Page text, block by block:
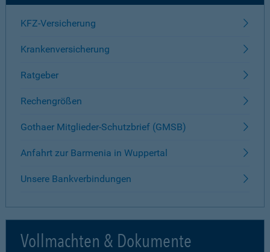
KFZ-Versicherung
Krankenversicherung
Ratgeber
Rechengrößen
Gothaer Mitglieder-Schutzbrief (GMSB)
Anfahrt zur Barmenia in Wuppertal
Unsere Bankverbindungen
Vollmachten & Dokumente